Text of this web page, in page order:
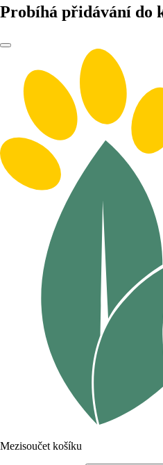
Probíhá přidávání do
Mezisoučet košíku